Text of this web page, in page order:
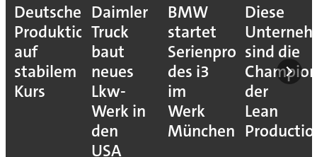
Deutsche
Produktion
auf
stabilem
Kurs
Daimler
Truck
baut
neues
Lkw-
Werk in
den
USA
BMW
startet
Serienproduktion
des i3
im
Werk
München
Diese
sind die
der
Lean